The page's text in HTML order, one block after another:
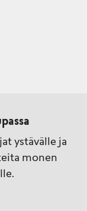
ystävälle ja
monen